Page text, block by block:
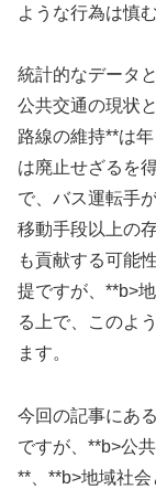
ような行為は慎
統計的なデータ
公共交通の現状
路線の維持**は
は廃止せざるを
で、バス運転手
移動手段以上の
も貢献する可能
提ですが、**b>
る上で、このよ
ます。
今回の記事にあ
ですが、**b>公
**、**b>地域社